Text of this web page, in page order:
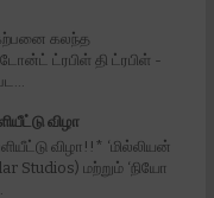
கற்பனை கலந்த
ட்ரபிள் தி ட்ரபிள் -
விழா
விழா!!* ‘மில்லியன்
Studios) மற்றும் ‘நியோ